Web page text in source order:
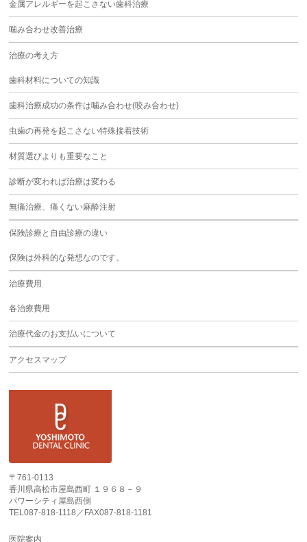
金属アレルギーを起こさない歯科治療
噛み合わせ改善治療
治療の考え方
歯科材料についての知識
歯科治療成功の条件は噛み合わせ(咬み合わせ)
虫歯の再発を起こさない特殊接着技術
材質選びよりも重要なこと
診断が変われば治療は変わる
無痛治療、痛くない麻酔注射
保険診療と自由診療の違い
保険は外科的な発想なのです。
治療費用
各治療費用
治療代金のお支払いについて
アクセスマップ
〒761-0113
香川県高松市屋島西町 １９６８－９
パワーシティ屋島西側
TEL087-818-1118／FAX087-818-1181
医院案内